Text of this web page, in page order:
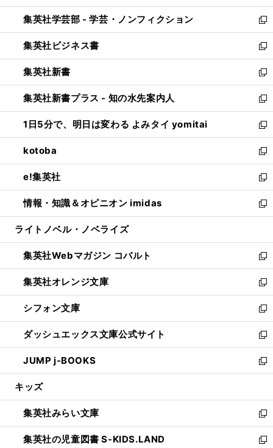
開
く
ウ
で
開
く
ン
ド
ウ
で
開
く
ウ
ィ
ン
ド
ウ
で
開
く
集英社学芸部 - 学芸・ノンフィクション
新
し
い
ウ
ィ
ン
ド
ウ
で
開
く
集英社ビジネス書
新
し
い
ウ
ィ
ン
ド
ウ
で
開
く
集英社新書
新
し
い
ウ
ィ
ン
ド
ウ
で
開
く
集英社新書プラス - 知の水先案内人
新
し
い
ウ
ィ
ン
ド
ウ
で
開
1日5分で、明日は変わる よみタイ yomitai
新
し
い
ウ
ィ
ン
ド
ウ
開
く
kotoba
新
し
い
ウ
ィ
ン
ウ
で
開
く
e!集英社
新
し
い
ウ
ン
ド
ウ
で
開
く
情報・知識＆オピニオン imidas
新
し
ウ
ィ
ン
ド
ウ
で
開
く
ライトノベル・ノベライズ
集英社Webマガジン コバルト
新
し
い
ウ
ィ
ン
ド
ウ
で
開
集英社オレンジ文庫
新
し
い
ウ
ィ
ン
ド
ウ
開
く
シフォン文庫
新
し
い
ウ
ィ
ン
ウ
で
開
く
ダッシュエックス文庫公式サイト
新
し
い
ウ
ン
ド
ウ
で
JUMP j-BOOKS
新
し
ウ
ィ
ン
ド
キッズ
集英社みらい文庫
新
し
い
集英社の児童図書 S-KIDS.LAND
新